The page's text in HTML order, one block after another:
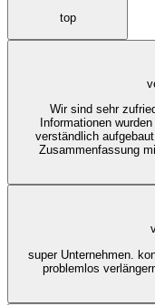
top
Wir sind sehr
Informationen
verständlich
Zusammenfassung
super Unternehmen.
problemlos